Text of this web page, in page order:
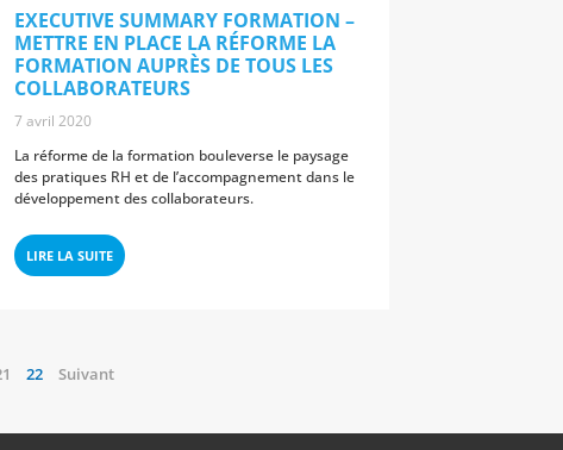
EXECUTIVE SUMMARY FORMATION –
METTRE EN PLACE LA RÉFORME LA
FORMATION AUPRÈS DE TOUS LES
COLLABORATEURS
7 avril 2020
La réforme de la formation bouleverse le paysage
des pratiques RH et de l’accompagnement dans le
développement des collaborateurs.
LIRE LA SUITE
22 Suivant